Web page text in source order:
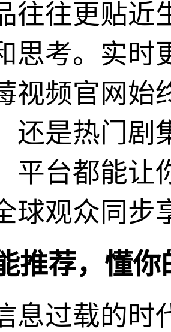
往往更贴近
思考。实时
视频官网始
还是热门剧
平台都能让
球观众同步
推荐，懂你
息过载的时